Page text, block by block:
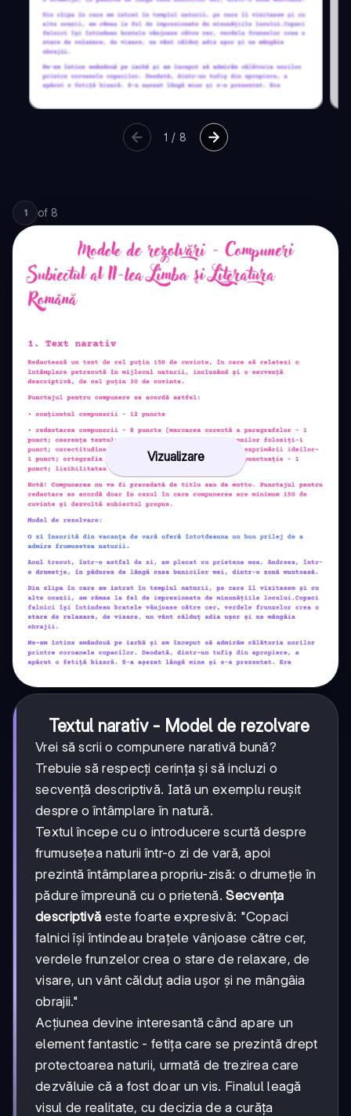
1 / 8
1 of 8
Vizualizare
Textul narativ - Model de rezolvare
Vrei să scrii o compunere narativă bună?
Trebuie să respecți cerința și să incluzi o
secvență descriptivă. Iată un exemplu reușit
despre o întâmplare în natură.
Textul începe cu o introducere scurtă despre
frumusețea naturii într-o zi de vară, apoi
prezintă întâmplarea propriu-zisă: o drumeție în
pădure împreună cu o prietenă.Secvența
descriptivă este foarte expresivă: "Copaci
falnici își întindeau brațele vânjoase către cer,
verdele frunzelor crea o stare de relaxare, de
visare, un vânt călduț adia ușor și ne mângâia
obrajii."
Acțiunea devine interesantă când apare un
element fantastic - fetița care se prezintă drept
protectoarea naturii, urmată de trezirea care
dezvăluie că a fost doar un vis. Finalul leagă
visul de realitate, cu decizia de a curăța